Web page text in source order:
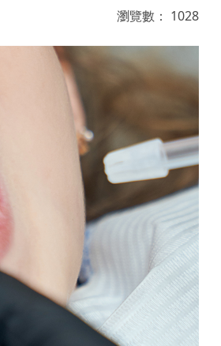
瀏覽數： 1028